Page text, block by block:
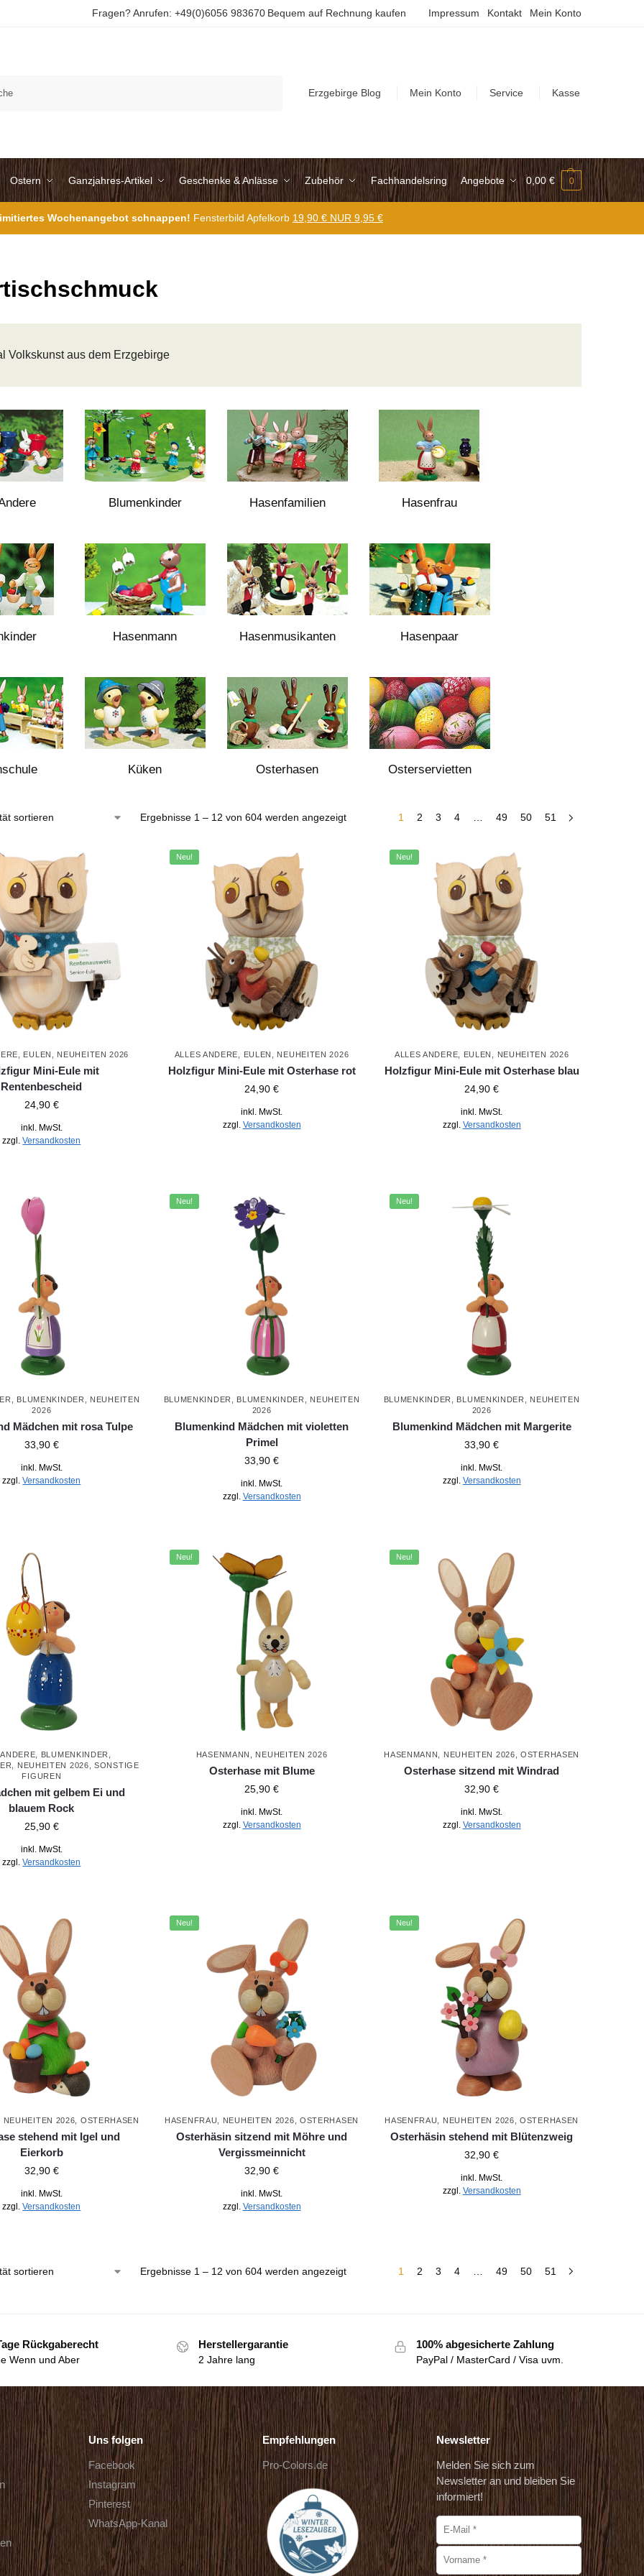
Fragen? Anrufen: +49(0)6056 983670 Bequem auf Rechnung kaufen Impressum Kontakt Mein Konto
Erzgebirge Blog Mein Konto Service Kasse
Ostern Ganzjahres-Artikel Geschenke & Anlässe Zubehör Fachhandelsring Angebote 0,00 € 0
Wochenangebot schnappen! Fensterbild Apfelkorb 19,90 € NUR 9,95 €
Volkskunst aus dem Erzgebirge
Blumenkinder Hasenfamilien Hasenfrau
Hasenmann Hasenmusikanten Hasenpaar
Küken Osterhasen Osterservietten
Ergebnisse 1 – 12 von 604 werden angezeigt 1 2 3 4 … 49 50 51
EULEN NEUHEITEN 2026
Mini-Eule mit
Rentenbescheid
24,90 €
inkl. MwSt.
zzgl.Versandkosten
Neu!
ALLES ANDERE EULEN NEUHEITEN 2026
Holzfigur Mini-Eule mit Osterhase rot
24,90 €
inkl. MwSt.
zzgl. Versandkosten
Neu!
ALLES ANDERE EULEN NEUHEITEN 2026
Holzfigur Mini-Eule mit Osterhase blau
24,90€
inkl. MwSt.
zzgl. Versandkosten
BLUMENKINDER
NEUHEITEN
2026
Mädchen mit rosa Tulpe
33,90 €
inkl. MwSt.
zzgl.Versandkosten
Neu!
BLUMENKINDER BLUMENKINDER
NEUHEITEN
2026
Blumenkind Mädchen mit violetten
Primel
33,90 €
inkl. MwSt.
zzgl. Versandkosten
Neu!
BLUMENKINDER BLUMENKINDER
NEUHEITEN
2026
Blumenkind Mädchen mit Margerite
33,90€
inkl. MwSt.
zzgl. Versandkosten
BLUMENKINDER
NEUHEITEN 2026 ,SONSTIGE
FIGUREN
mit gelbem Ei und
blauem Rock
25,90 €
inkl. MwSt.
zzgl.Versandkosten
Neu!
HASENMANN NEUHEITEN 2026
Osterhase mit Blume
25,90 €
inkl. MwSt.
zzgl. Versandkosten
Neu!
HASENMANN NEUHEITEN 2026 ,OSTERHASEN
Osterhase sitzend mit Windrad
32,90€
inkl. MwSt.
zzgl. Versandkosten
NEUHEITEN 2026 OSTERHASEN
stehend mit Igel und
Eierkorb
32,90 €
inkl. MwSt.
zzgl.Versandkosten
Neu!
HASENFRAU NEUHEITEN 2026 OSTERHASEN
Osterhäsin sitzend mit Möhre und
Vergissmeinnicht
32,90 €
inkl. MwSt.
zzgl. Versandkosten
Neu!
HASENFRAU NEUHEITEN 2026 ,OSTERHASEN
Osterhäsin stehend mit Blütenzweig
32,90€
inkl. MwSt.
zzgl. Versandkosten
Ergebnisse 1 – 12 von 604 werden angezeigt 1 2 3 4 49 50 51
Rückgaberecht
Wenn und Aber
Herstellergarantie
2 Jahre lang
100% abgesicherte Zahlung
PayPal / MasterCard / Visa uvm.
Uns folgen
Facebook
Instagram
Pinterest
WhatsApp-Kanal
Empfehlungen
Pro-Colors.de
Newsletter
Melden Sie sich zum
Newsletter an und bleiben Sie
informiert!